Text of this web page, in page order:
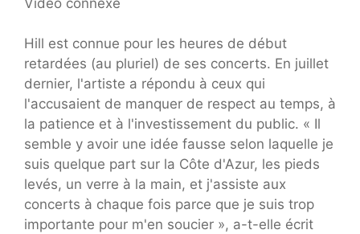
Hill est connue pour les heures de début
retardées (au pluriel) de ses concerts. En juillet
dernier, l'artiste a répondu à ceux qui
l'accusaient de manquer de respect au temps, à
la patience et à l'investissement du public. « Il
semble y avoir une idée fausse selon laquelle je
suis quelque part sur la Côte d'Azur, les pieds
levés, un verre à la main, et j'assiste aux
concerts à chaque fois parce que je suis trop
importante pour m'en soucier », a-t-elle écrit